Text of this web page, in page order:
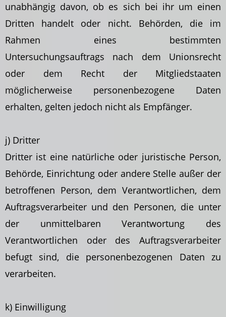
unabhängig davon, ob es sich bei ihr um einen
Dritten handelt oder nicht. Behörden, die im
Rahmen eines bestimmten
Untersuchungsauftrags nach dem Unionsrecht
oder dem Recht der Mitgliedstaaten
möglicherweise personenbezogene Daten
erhalten, gelten jedoch nicht als Empfänger.
j) Dritter
Dritter ist eine natürliche oder juristische Person,
Behörde, Einrichtung oder andere Stelle außer der
betroffenen Person, dem Verantwortlichen, dem
Auftragsverarbeiter und den Personen, die unter
der unmittelbaren Verantwortung des
Verantwortlichen oder des Auftragsverarbeiter
befugt sind, die personenbezogenen Daten zu
verarbeiten.
k) Einwilligung